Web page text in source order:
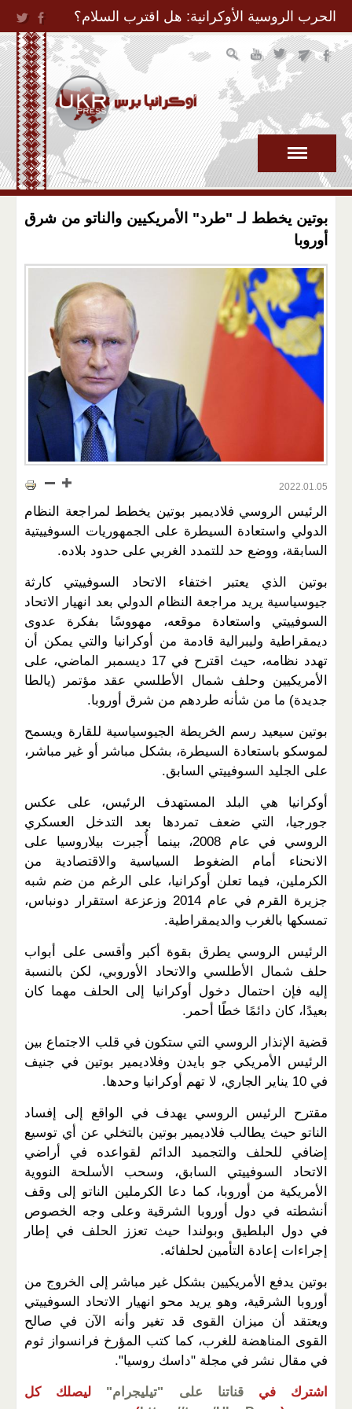
Jump to Navigation
الحرب الروسية الأوكرانية: هل اقترب السلام؟
بوتين يخطط لـ "طرد" الأمريكيين والناتو من شرق
أوروبا
2022.01.05
الرئيس الروسي فلاديمير بوتين يخطط لمراجعة النظام
الدولي واستعادة السيطرة على الجمهوريات السوفييتية
السابقة، ووضع حد للتمدد الغربي على حدود بلاده.
بوتين الذي يعتبر اختفاء الاتحاد السوفييتي كارثة
جيوسياسية يريد مراجعة النظام الدولي بعد انهيار الاتحاد
السوفييتي واستعادة موقعه، مهووسًا بفكرة عدوى
ديمقراطية وليبرالية قادمة من أوكرانيا والتي يمكن أن
تهدد نظامه، حيث اقترح في 17 ديسمبر الماضي، على
الأمريكيين وحلف شمال الأطلسي عقد مؤتمر (يالطا
جديدة) ما من شأنه طردهم من شرق أوروبا.
بوتين سيعيد رسم الخريطة الجيوسياسية للقارة ويسمح
لموسكو باستعادة السيطرة، بشكل مباشر أو غير مباشر،
على الجليد السوفييتي السابق.
أوكرانيا هي البلد المستهدف الرئيس، على عكس
جورجيا، التي ضعف تمردها بعد التدخل العسكري
الروسي في عام 2008، بينما أُجبرت بيلاروسيا على
الانحناء أمام الضغوط السياسية والاقتصادية من
الكرملين، فيما تعلن أوكرانيا، على الرغم من ضم شبه
جزيرة القرم في عام 2014 وزعزعة استقرار دونباس،
تمسكها بالغرب والديمقراطية.
الرئيس الروسي يطرق بقوة أكبر وأقسى على أبواب
حلف شمال الأطلسي والاتحاد الأوروبي، لكن بالنسبة
إليه فإن احتمال دخول أوكرانيا إلى الحلف مهما كان
بعيدًا، كان دائمًا خطًا أحمر.
قضية الإنذار الروسي التي ستكون في قلب الاجتماع بين
الرئيس الأمريكي جو بايدن وفلاديمير بوتين في جنيف
في 10 يناير الجاري، لا تهم أوكرانيا وحدها.
مقترح الرئيس الروسي يهدف في الواقع إلى إفساد
الناتو حيث يطالب فلاديمير بوتين بالتخلي عن أي توسيع
إضافي للحلف والتجميد الدائم لقواعده في أراضي
الاتحاد السوفييتي السابق، وسحب الأسلحة النووية
الأمريكية من أوروبا، كما دعا الكرملين الناتو إلى وقف
أنشطته في دول أوروبا الشرقية وعلى وجه الخصوص
في دول البلطيق وبولندا حيث تعزز الحلف في إطار
إجراءات إعادة التأمين لحلفائه.
بوتين يدفع الأمريكيين بشكل غير مباشر إلى الخروج من
أوروبا الشرقية، وهو يريد محو انهيار الاتحاد السوفييتي
ويعتقد أن ميزان القوى قد تغير وأنه الآن في صالح
القوى المناهضة للغرب، كما كتب المؤرخ فرانسواز ثوم
في مقال نشر في مجلة "داسك روسيا".
اشترك في قناتنا على "تيليجرام"
ليصلك كل